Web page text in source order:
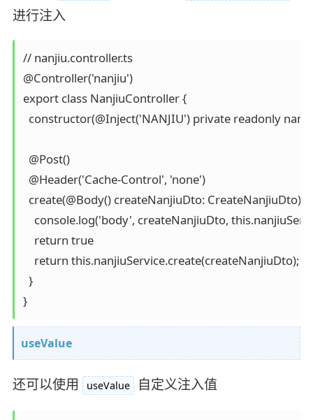
进行注入
// nanjiu.controller.ts
@Controller('nanjiu')
export class NanjiuController {
constructor(@Inject('NANJIU') private readonly
  @Post()
  @Header('Cache-Control', 'none')
  create(@Body() createNanjiuDto: CreateNanjiuDto) {
console.log('body', createNanjiuDto,
    return true
    return this.nanjiuService.create(createNanjiuDto);
  }
}
useValue
还可以使用 useValue 自定义注入值